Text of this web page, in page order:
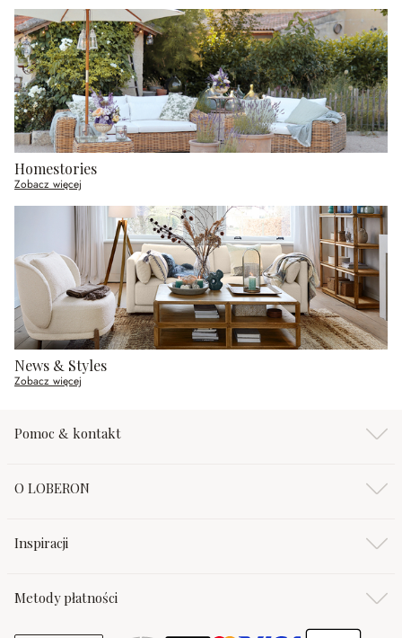
Homestories
Zobacz więcej
News & Styles
Zobacz więcej
Pomoc & kontakt
O LOBERON
Inspiracji
Metody płatności